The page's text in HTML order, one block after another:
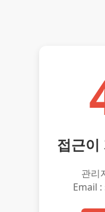
접근이
관리
Email